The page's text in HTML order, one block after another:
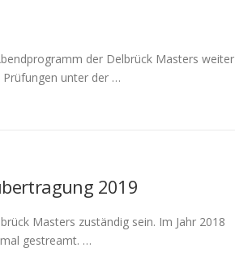
der Delbrück Masters weiter
Prüfungen unter der …
2019
Masters zuständig sein. Im Jahr 2018
gestreamt. …